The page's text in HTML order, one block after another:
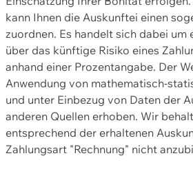
kann Ihnen die Auskunftei einen
zuordnen. Es handelt sich dabei um
über das künftige Risiko eines
anhand einer Prozentangabe. Der
Anwendung von mathematisch-
und unter Einbezug von Daten der
anderen Quellen erhoben. Wir
entsprechend der erhaltenen
Zahlungsart "Rechnung" nicht